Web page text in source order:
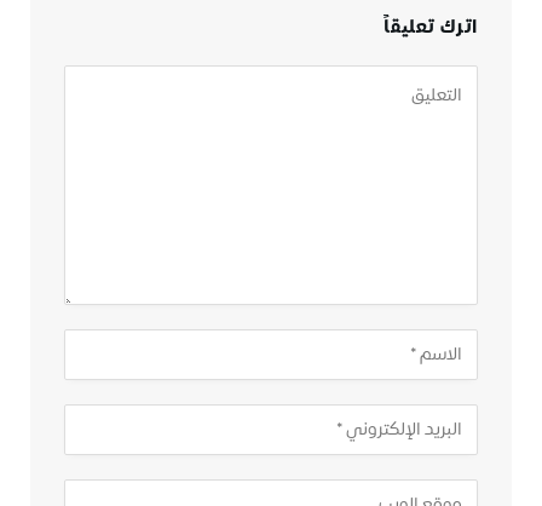
اترك تعليقاً